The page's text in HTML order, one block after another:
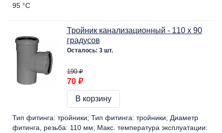
95 °C
Тройник канализационный - 110 х 90
градусов
Осталось: 3 шт.
190 ₽
70 ₽
В корзину
Тип фитинга: тройники Тип фитинга: тройники
Диаметр
фитинга, резьба: 110 мм Макс. температура эксплуатации: